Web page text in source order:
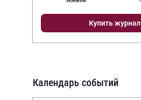
Купить журнал
Календарь событий